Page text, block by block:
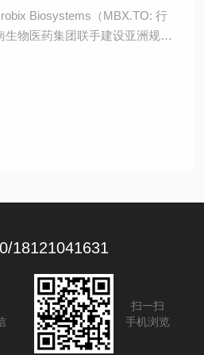
Biosystems（MBX.TO: 行
物医药集团联手建设亚洲规模
18121041631
扫一扫
手机浏览